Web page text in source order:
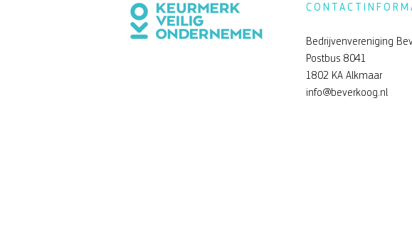
Bedrijvenvereniging
Postbus 8041
1802 KA Alkmaar
info@beverkoog.nl